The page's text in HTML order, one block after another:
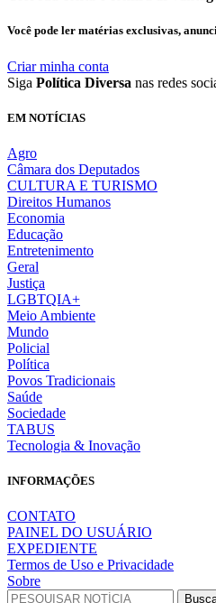
Você pode ler matérias exclusivas,
Criar minha conta
Siga Política Diversa nas redes
EM NOTÍCIAS
Agro
Câmara dos Deputados
CULTURA E TURISMO
Direitos Humanos
Economia
Educação
Entretenimento
Geral
Justiça
LGBTQIA+
Meio Ambiente
Mundo
Policial
Política
Povos Tradicionais
Saúde
Sociedade
TABUS
Tecnologia & Inovação
INFORMAÇÕES
CONTATO
PAINEL DO USUÁRIO
EXPEDIENTE
Termos de Uso e Privacidade
Sobre